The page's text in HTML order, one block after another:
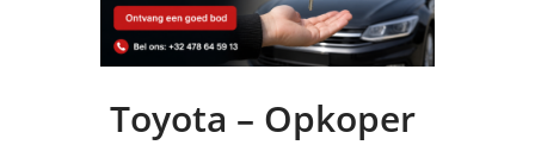
Toyota – Opkoper